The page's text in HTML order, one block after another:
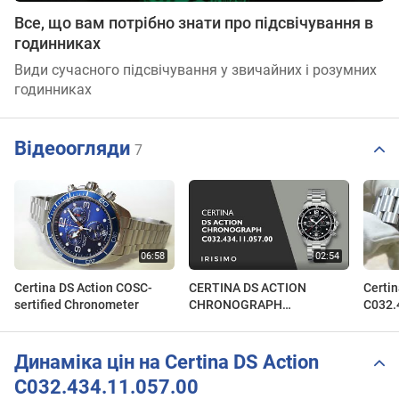
Все, що вам потрібно знати про підсвічування в
годинниках
Види сучасного підсвічування у звичайних і розумних
годинниках
Відеоогляди 7
Certina DS Action COSC-
sertified Chronometer
CERTINA DS ACTION
CHRONOGRAPH
Динаміка цін на Certina DS Action
C032.434.11.057.00